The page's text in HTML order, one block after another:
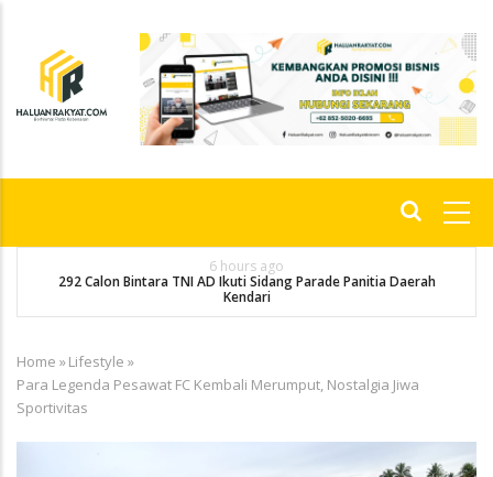
content
6 hours ago
292 Calon Bintara TNI AD Ikuti Sidang Parade Panitia Daerah
Kendari
Breadcrumb
Home »Lifestyle »
Para Legenda Pesawat FC Kembali Merumput, Nostalgia Jiwa
Sportivitas